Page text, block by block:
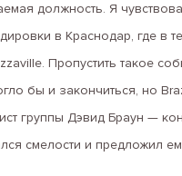
должность. Я
в Краснодар, где в
Пропустить такое
бы и закончиться, но
группы Дэвид Браун —
смелости и предложил